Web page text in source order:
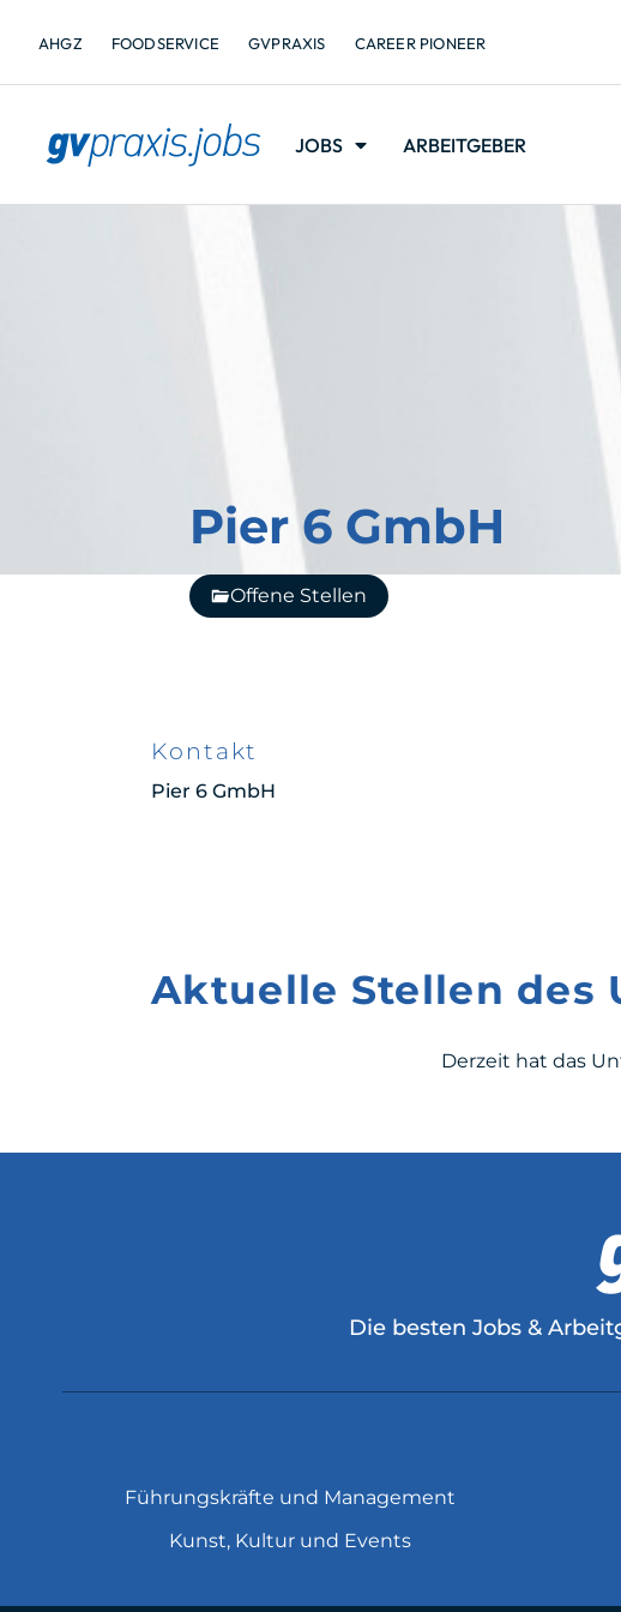
AHGZ FOODSERVICE GVPRAXIS CAREER PIONEER
JOBS ARBEITGEBER
Pier 6 GmbH
Offene Stellen
Kontakt
Pier 6 GmbH
Aktuelle Stellen des
Derzeit hat das
Die besten Jobs &
Führungskräfte und Management
Kunst, Kultur und Events